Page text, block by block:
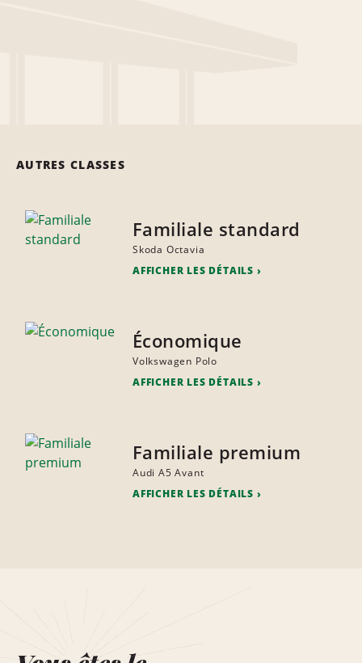
AUTRES CLASSES
Familiale standard
Skoda Octavia
AFFICHER LES DÉTAILS
Économique
Volkswagen Polo
AFFICHER LES DÉTAILS
Familiale premium
Audi A5 Avant
AFFICHER LES DÉTAILS